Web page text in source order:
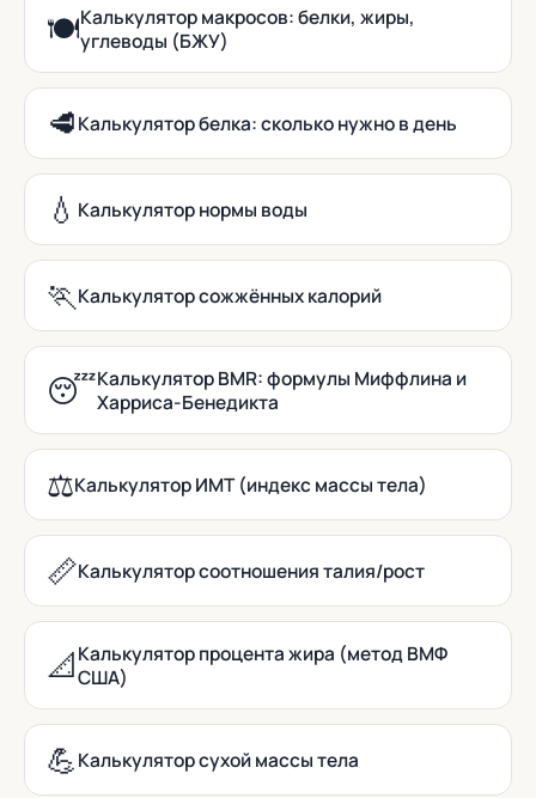
🍽️Калькулятор макросов: белки, жиры,
углеводы (БЖУ)
🥩Калькулятор белка: сколько нужно в день
💧 Калькулятор нормы воды
🏃Калькулятор сожжённых калорий
😴Калькулятор BMR: формулы Миффлина и
Харриса-Бенедикта
⚖️Калькулятор ИМТ (индекс массы тела)
📏Калькулятор соотношения талия/рост
📐Калькулятор процента жира (метод ВМФ
США)
💪Калькулятор сухой массы тела